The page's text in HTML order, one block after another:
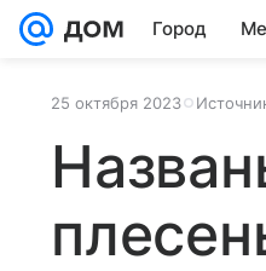
Город
25 октября 2023